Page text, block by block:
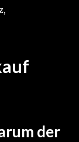
der